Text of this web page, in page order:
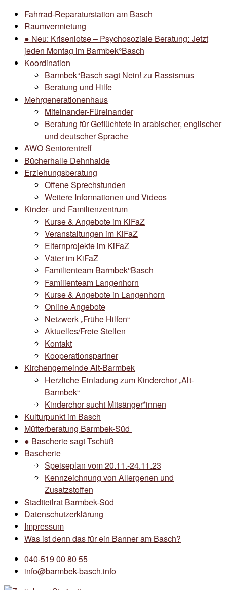
Fahrrad-Reparaturstation am Basch
Raumvermietung
● Neu: Krisenlotse – Psychosoziale Beratung: Jetzt
jeden Montag im Barmbek°Basch
Koordination
Barmbek°Basch sagt Nein! zu Rassismus
Beratung und Hilfe
Mehrgenerationenhaus
Miteinander-Füreinander
Beratung für Geflüchtete in arabischer, englischer
und deutscher Sprache
AWO Seniorentreff
Bücherhalle Dehnhaide
Erziehungsberatung
Offene Sprechstunden
Weitere Informationen und Videos
Kinder- und Familienzentrum
Kurse & Angebote im KiFaZ
Veranstaltungen im KiFaZ
Elternprojekte im KiFaZ
Väter im KiFaZ
Familienteam Barmbek°Basch
Familienteam Langenhorn
Kurse & Angebote in Langenhorn
Online Angebote
Netzwerk „Frühe Hilfen“
Aktuelles/Freie Stellen
Kontakt
Kooperationspartner
Kirchengemeinde Alt-Barmbek
Herzliche Einladung zum Kinderchor „Alt-
Barmbek“
Kinderchor sucht Mitsänger*innen
Kulturpunkt im Basch
Mütterberatung Barmbek-Süd
● Bascherie sagt Tschüß
Bascherie
Speiseplan vom 20.11.-24.11.23
Kennzeichnung von Allergenen und
Zusatzstoffen
Stadtteilrat Barmbek-Süd
Datenschutzerklärung
Impressum
Was ist denn das für ein Banner am Basch?
040-519 00 80 55
info@barmbek-basch.info